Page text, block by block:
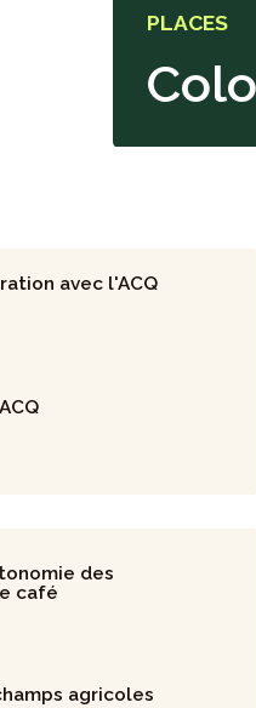
PLACES
avec l'ACQ
des
café
agricoles